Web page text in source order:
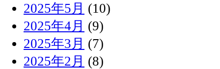
2025年5月 (10)
2025年4月 (9)
2025年3月 (7)
2025年2月 (8)